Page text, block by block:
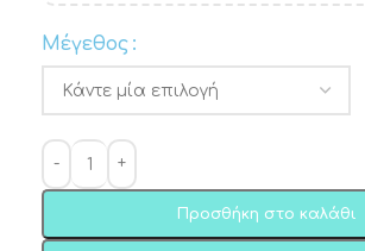
Μέγεθος
Προσθήκη στο καλάθι